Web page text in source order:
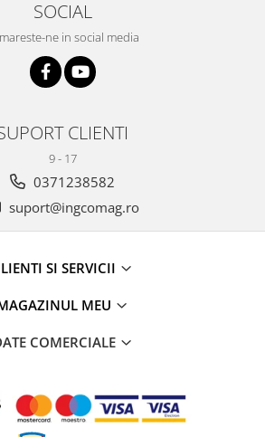
SOCIAL
ne in social media
CLIENTI
9 - 17
0371238582
suport@ingcomag.ro
SI SERVICII
MEU
COMERCIALE